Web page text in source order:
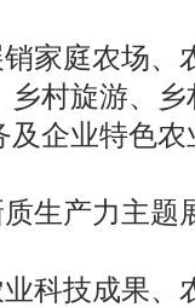
庭农场、
乡村旋游、
企业特色农
产力主题
技成果、